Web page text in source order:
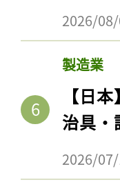
2026/
製造業
【日
治具・
2026/